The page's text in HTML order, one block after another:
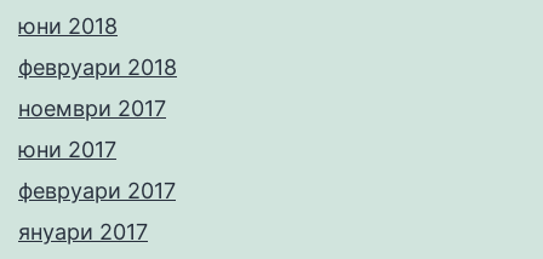
юни 2018
февруари 2018
ноември 2017
юни 2017
февруари 2017
януари 2017